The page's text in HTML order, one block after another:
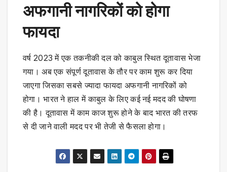
अफगानी नागरिकों को होगा
फायदा
वर्ष 2023 में एक तकनीकी दल को काबुल स्थित दूतावास भेजा
गया। अब एक संपूर्ण दूतावास के तौर पर काम शुरू कर दिया
जाएगा जिसका सबसे ज्यादा फायदा अफगानी नागरिकों को
होगा। भारत ने हाल में काबुल के लिए कई नई मदद की घोषणा
की है। दूतावास में काम काज शुरू होने के बाद भारत की तरफ
से दी जाने वाली मदद पर भी तेजी से फैसला होगा।